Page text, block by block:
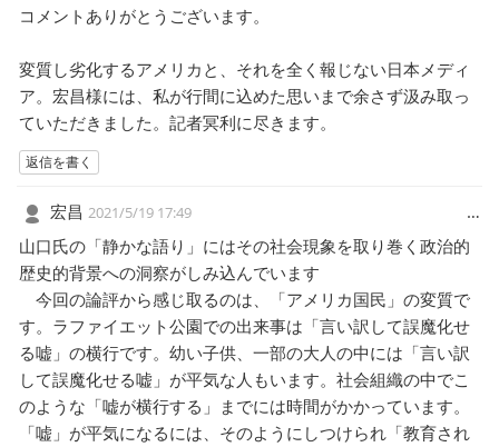
コメントありがとうございます。
変質し劣化するアメリカと、それを全く報じない日本メディ
ア。宏昌様には、私が行間に込めた思いまで余さず汲み取っ
ていただきました。記者冥利に尽きます。
返信を書く
…
宏昌 2021/5/19 17:49
山口氏の「静かな語り」にはその社会現象を取り巻く政治的
歴史的背景への洞察がしみ込んでいます
今回の論評から感じ取るのは、「アメリカ国民」の変質で
す。ラファイエット公園での出来事は「言い訳して誤魔化せ
る嘘」の横行です。幼い子供、一部の大人の中には「言い訳
して誤魔化せる嘘」が平気な人もいます。社会組織の中でこ
のような「嘘が横行する」までには時間がかかっています。
「嘘」が平気になるには、そのようにしつけられ「教育され